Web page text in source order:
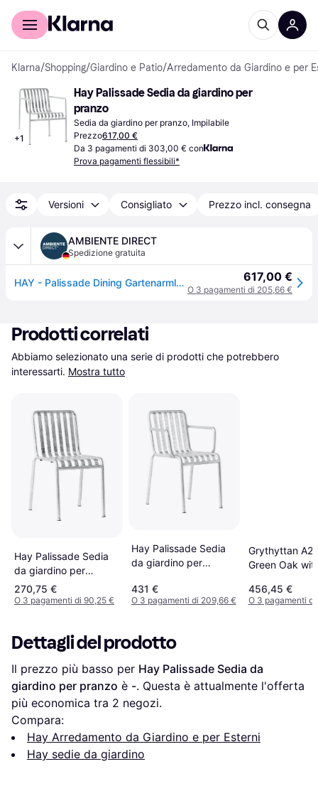
Per il tuo shopping
Klarna/Shopping/Giardino e Patio/Arredamento da Giardino e per
+1
Hay Palissade Sedia da giardino per
pranzo
Sedia da giardino per pranzo, Impilabile
Prezzo617,00 €
Da 3 pagamenti di 303,00 € con
Prova pagamenti flessibili*
Versioni Consigliato Prezzo incl. consegna
AMBIENTE DIRECT
Spedizione gratuita
HAY - Palissade Dining Gartenarmlehnstuhl Feuerverzinkt - stahl/feuerverzinkt/BxHxT 63x80x66cm 617,00 €
O 3 pagamenti di 205,66 €
Prodotti correlati
Abbiamo selezionato una serie di prodotti che potrebbero
interessarti. Mostra tutto
Hay Palissade Sedia
da giardino per
pranzo
270,75 €
O 3 pagamenti di 90,25 €
Hay Palissade Sedia
da giardino per
431 €
O 3 pagamenti di 209,66 €
Grythyttan A2
Green Oak
Sedia da
pranzo
456,45 €
O 3 pagamenti di
Dettagli del prodotto
Il prezzo più basso per Hay Palissade Sedia da
giardino per pranzo è -. Questa è attualmente l'offerta
più economica tra 2 negozi.
Compara:
Hay Arredamento da Giardino e per Esterni
Hay sedie da giardino